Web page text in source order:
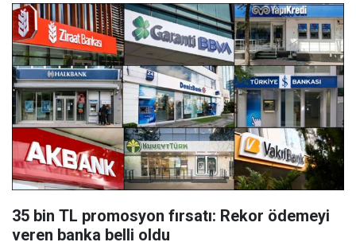
35 bin TL promosyon fırsatı: Rekor ödemeyi
veren banka belli oldu